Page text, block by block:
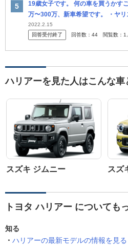
19歳女子です。 何の車を買うかす
万〜300万、新車希望です。 ・ヤ
リアー ・ライズ ・ヴェゼル ・C-HR
2022.2.15
回答受付終了
回答数： 44 閲覧数：
ハリアーを見た人はこんな
スズキ ジムニー スズ
トヨタ ハリアー についても
知る
ハリアーの最新モデルの情報を見る